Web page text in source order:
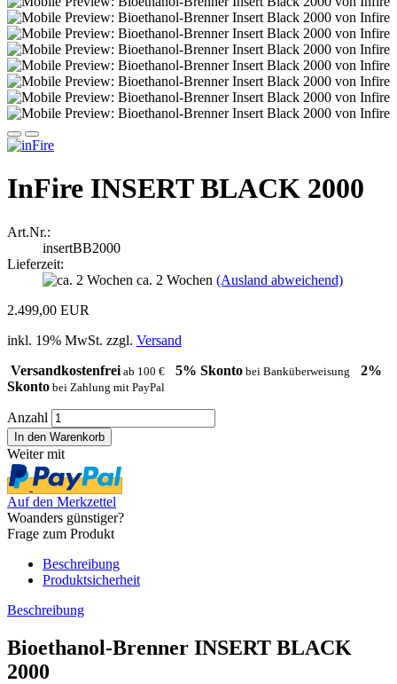
InFire INSERT BLACK 2000
Art.Nr.:
insertBB2000
Lieferzeit:
ca. 2 Wochen (Ausland abweichend)
2.499,00 EUR
inkl. 19% MwSt. zzgl. Versand
Versandkostenfrei ab 100 € 5% Skonto bei Banküberweisung
2%
Skonto bei Zahlung mit PayPal
Anzahl
Weiter mit
Auf den Merkzettel
Woanders günstiger?
Frage zum Produkt
Beschreibung
Produktsicherheit
Beschreibung
Bioethanol-Brenner INSERT BLACK
2000